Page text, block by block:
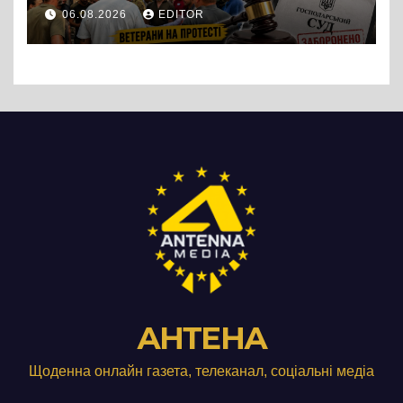
протест до стін
підприємства ТОВ «Омега
Три», що займається
06.08.2026 EDITOR
АНТЕНА
Щоденна онлайн газета, телеканал, соціальні медіа